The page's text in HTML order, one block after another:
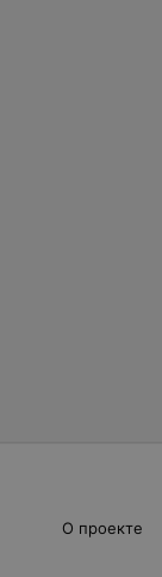
О проекте